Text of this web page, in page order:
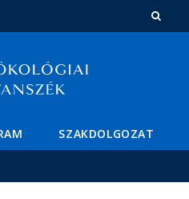
SZAKDOLGOZAT